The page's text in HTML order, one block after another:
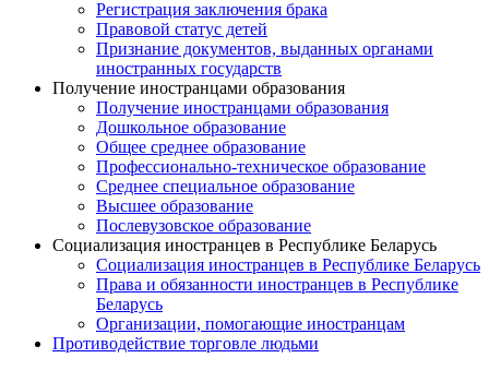
Регистрация заключения брака
Правовой статус детей
Признание документов, выданных органами
иностранных государств
Получение иностранцами образования
Получение иностранцами образования
Дошкольное образование
Общее среднее образование
Профессионально-техническое образование
Среднее специальное образование
Высшее образование
Послевузовское образование
Социализация иностранцев в Республике Беларусь
Социализация иностранцев в Республике Беларусь
Права и обязанности иностранцев в Республике
Беларусь
Oрганизации, помогающие иностранцам
Противодействие торговле людьми